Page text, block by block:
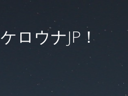
ケロウナJP！